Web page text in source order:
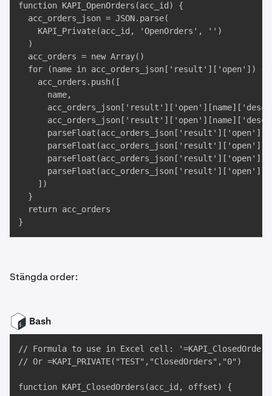
function KAPI_OpenOrders(acc_id) {
  acc_orders_json = JSON.parse(
    KAPI_Private(acc_id, 'OpenOrders', '')
  )
  acc_orders = new Array()
  for (name in acc_orders_json['result']['open']) {
    acc_orders.push([
      name,
    ])
  }
  return acc_orders
}
Stängda order:
Bash
// Formula to use in Excel cell:
// Or =KAPI_PRIVATE("TEST","ClosedOrders","0")
function KAPI_ClosedOrders(acc_id, offset) {